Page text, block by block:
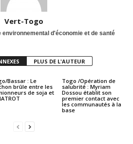
Vert-Togo
environnemental d'économie et de santé
PLUS DE L'AUTEUR
Bassar : Le
brûle entre les
de soja et
Togo /Opération de
salubrité : Myriam
Dossou établit son
premier contact avec
les communautés à la
base